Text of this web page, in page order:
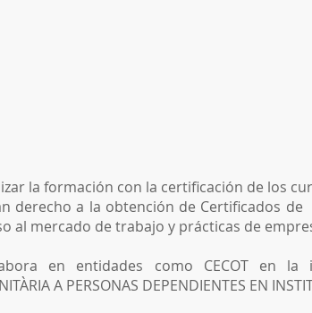
la formación con la certificación de los
derecho a la obtención de Certificados
al mercado de trabajo y prácticas de
en entidades como CECOT en
A PERSONAS DEPENDIENTES EN